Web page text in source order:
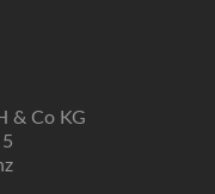
& Co KG